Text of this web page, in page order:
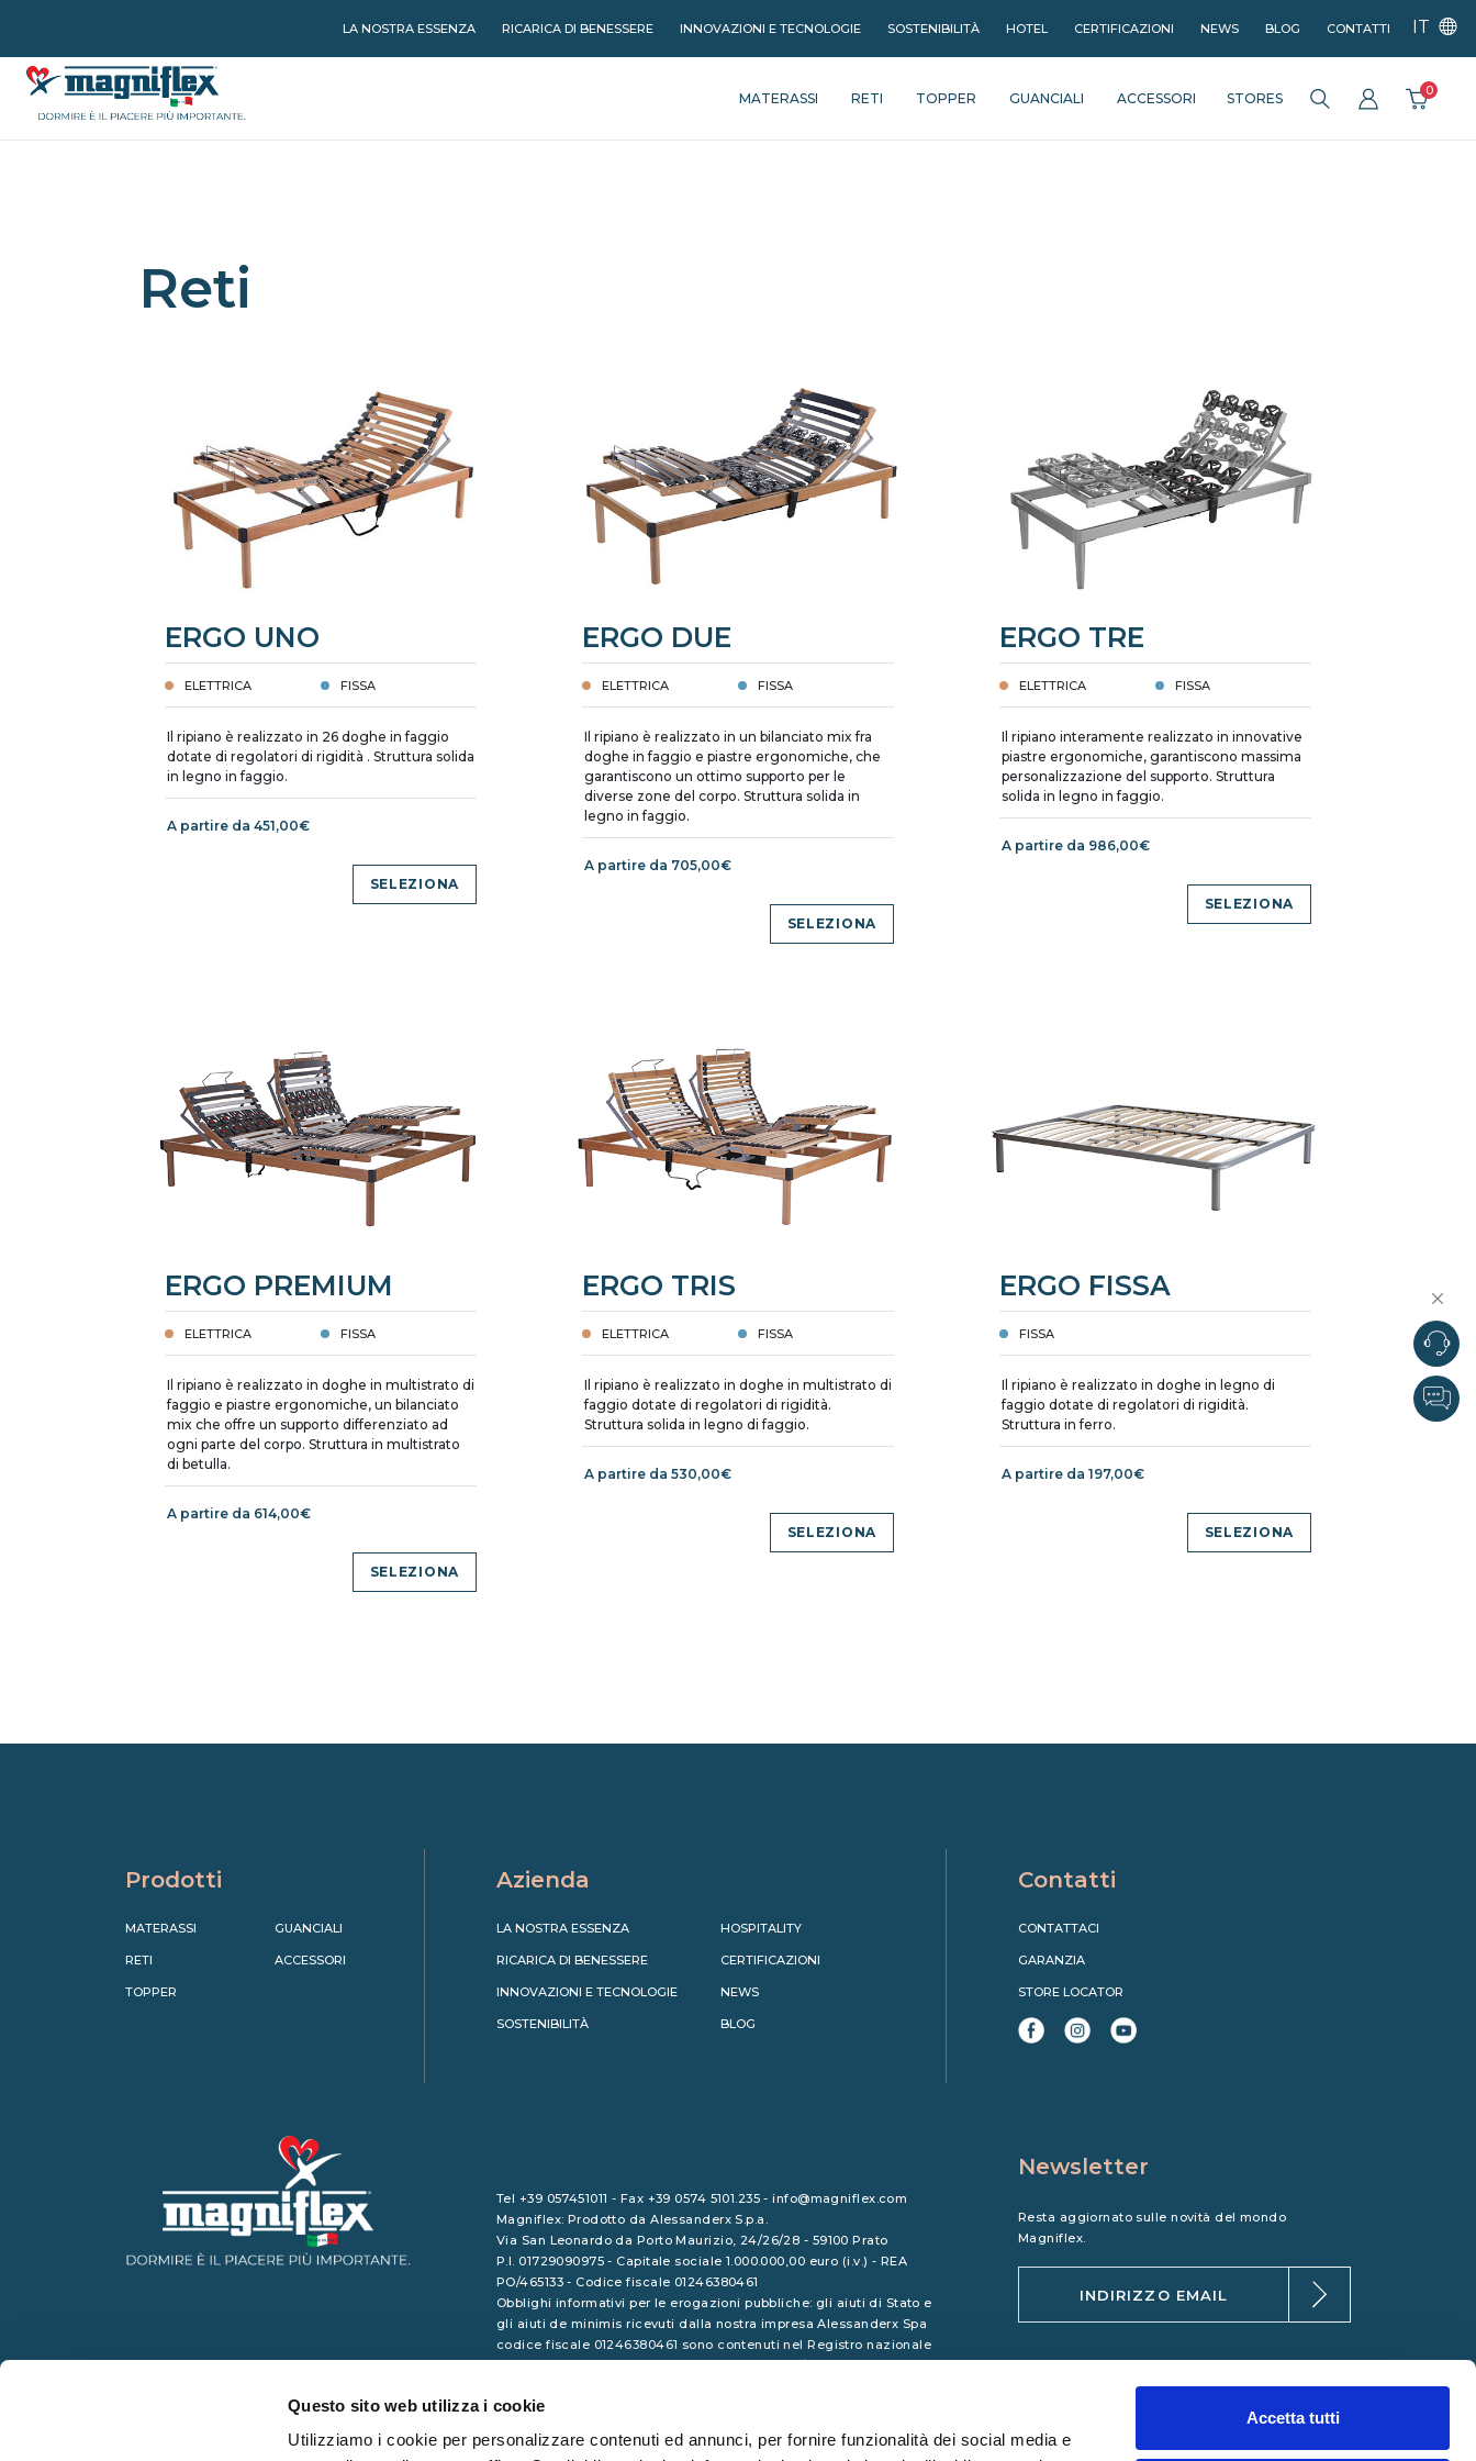
Questo sito web utilizza i cookie
Utilizziamo i cookie per personalizzare contenuti ed annunci, per fornire funzionalità dei social media e
Accetta tutti
LA NOSTRA ESSENZA RICARICA DI BENESSERE INNOVAZIONI E TECNOLOGIE SOSTENIBILITÀ HOTEL CERTIFICAZIONI NEWS BLOG CONTATTI IT
STORES 0
MATERASSI RETI TOPPER GUANCIALI ACCESSORI
Reti
ERGO UNO
ELETTRICA FISSA
Il ripiano è realizzato in 26 doghe in faggio
dotate di regolatori di rigidità . Struttura solida
in legno in faggio.
A partire da 451,00€
SELEZIONA
ERGO DUE
ELETTRICA FISSA
Il ripiano è realizzato in un bilanciato mix fra
doghe in faggio e piastre ergonomiche, che
garantiscono un ottimo supporto per le
diverse zone del corpo. Struttura solida in
legno in faggio.
A partire da 705,00€
SELEZIONA
ERGO TRE
ELETTRICA FISSA
Il ripiano interamente realizzato in innovative
piastre ergonomiche, garantiscono massima
personalizzazione del supporto. Struttura
solida in legno in faggio.
A partire da 986,00€
SELEZIONA
ERGO PREMIUM
ELETTRICA FISSA
Il ripiano è realizzato in doghe in multistrato di
faggio e piastre ergonomiche, un bilanciato
mix che offre un supporto differenziato ad
ogni parte del corpo. Struttura in multistrato
di betulla.
A partire da 614,00€
SELEZIONA
ERGO TRIS
ELETTRICA FISSA
Il ripiano è realizzato in doghe in multistrato di
faggio dotate di regolatori di rigidità.
Struttura solida in legno di faggio.
A partire da 530,00€
SELEZIONA
ERGO FISSA
FISSA
Il ripiano è realizzato in doghe in legno di
faggio dotate di regolatori di rigidità.
Struttura in ferro.
A partire da 197,00€
SELEZIONA
Prodotti
MATERASSI
RETI
TOPPER
GUANCIALI
ACCESSORI
Azienda
LA NOSTRA ESSENZA
RICARICA DI BENESSERE
INNOVAZIONI E TECNOLOGIE
SOSTENIBILITÀ
HOSPITALITY
CERTIFICAZIONI
NEWS
BLOG
Contatti
CONTATTACI
GARANZIA
STORE LOCATOR
Tel +39 057451011 - Fax +39 0574 5101.235 - info@magniflex.com
Magniflex: Prodotto da Alessanderx S.p.a.
Via San Leonardo da Porto Maurizio, 24/26/28 - 59100 Prato
P.I. 01729090975 - Capitale sociale 1.000.000,00 euro (i.v.) - REA
PO/465133 - Codice fiscale 01246380461
Obblighi informativi per le erogazioni pubbliche: gli aiuti di Stato e
gli aiuti de minimis ricevuti dalla nostra impresa Alessanderx Spa
codice fiscale 01246380461 sono contenuti nel Registro nazionale
Newsletter
Resta aggiornato sulle novità del mondo
Magniflex.